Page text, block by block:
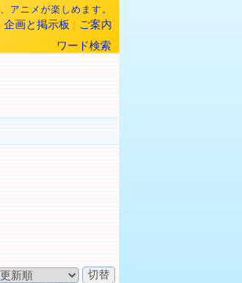
アニメが楽しめます。
企画と掲示板 | ご案内
ワード検索